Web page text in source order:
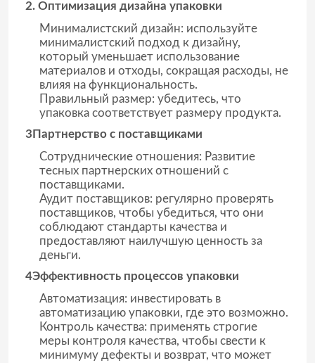
2. Оптимизация дизайна упаковки
Минималистский дизайн: используйте
минималистский подход к дизайну,
который уменьшает использование
материалов и отходы, сокращая расходы, не
влияя на функциональность.
Правильный размер: убедитесь, что
упаковка соответствует размеру продукта.
3Партнерство с поставщиками
Сотруднические отношения: Развитие
тесных партнерских отношений с
поставщиками.
Аудит поставщиков: регулярно проверять
поставщиков, чтобы убедиться, что они
соблюдают стандарты качества и
предоставляют наилучшую ценность за
деньги.
4Эффективность процессов упаковки
Автоматизация: инвестировать в
автоматизацию упаковки, где это возможно.
Контроль качества: применять строгие
меры контроля качества, чтобы свести к
минимуму дефекты и возврат, что может